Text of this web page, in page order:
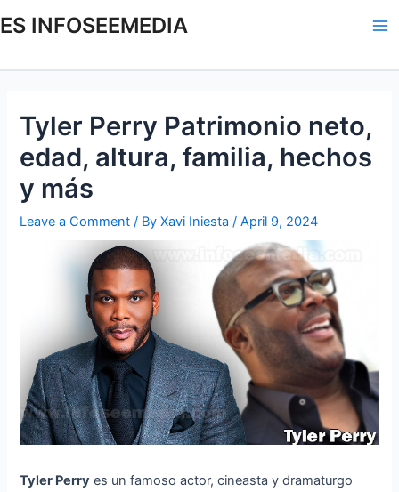
to
ES INFOSEEMEDIA
Tyler Perry Patrimonio neto,
edad, altura, familia, hechos
y más
Leave a Comment / ByXavi Iniesta/April 9, 2024
Tyler Perry es un famoso actor, cineasta y dramaturgo
navigation